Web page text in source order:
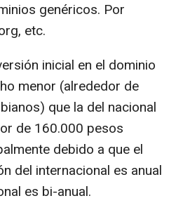
genéricos. Por
etc.
inicial en el dominio
menor (alrededor de
que la del nacional
de 160.000 pesos
debido a que el
del internacional es anual
es bi-anual.